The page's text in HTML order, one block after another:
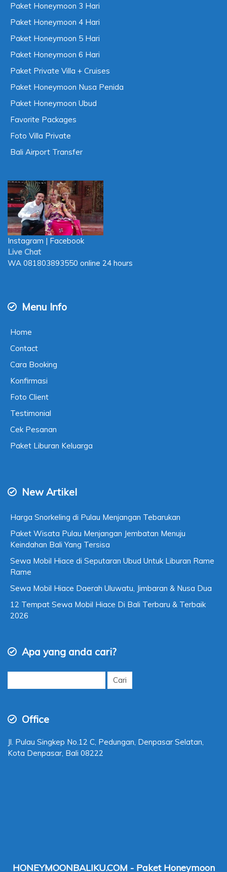
Paket Honeymoon 3 Hari
Paket Honeymoon 4 Hari
Paket Honeymoon 5 Hari
Paket Honeymoon 6 Hari
Paket Private Villa + Cruises
Paket Honeymoon Nusa Penida
Paket Honeymoon Ubud
Favorite Packages
Foto Villa Private
Bali Airport Transfer
Instagram | Facebook
Live Chat
WA 081803893550 online 24 hours
Menu Info
Home
Contact
Cara Booking
Konfirmasi
Foto Client
Testimonial
Cek Pesanan
Paket Liburan Keluarga
New Artikel
Harga Snorkeling di Pulau Menjangan Tebarukan
Paket Wisata Pulau Menjangan Jembatan Menuju
Keindahan Bali Yang Tersisa
Sewa Mobil Hiace di Seputaran Ubud Untuk Liburan Rame
Rame
Sewa Mobil Hiace Daerah Uluwatu, Jimbaran & Nusa Dua
12 Tempat Sewa Mobil Hiace Di Bali Terbaru & Terbaik
2026
Apa yang anda cari?
Cari
Office
Jl. Pulau Singkep No.12 C, Pedungan, Denpasar Selatan,
Kota Denpasar, Bali 08222
HONEYMOONBALIKU.COM - Paket Honeymoon